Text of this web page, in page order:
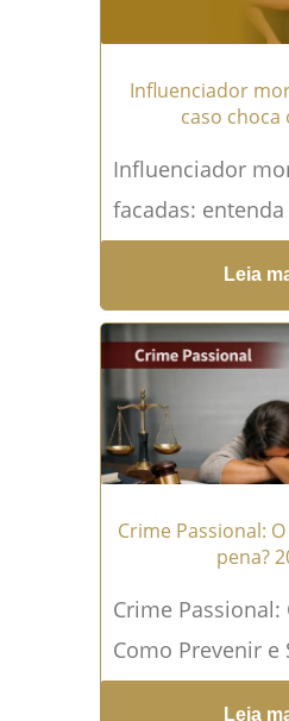
Influenciador
caso choca
Influenciador
facadas:
Brasil
no dia 30 de
2025. Robson
Leia mais →
Leia
Crime Passional:
pena?
Crime Passional:
Como Prevenir e
O amor é um
Leia